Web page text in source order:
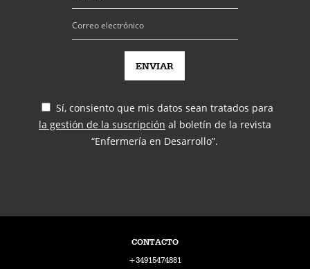
Sí, consiento que mis datos sean tratados para
la gestión de la suscripción al boletín de la revista
“Enfermería en Desarrollo”.
CONTACTO
+34915474881